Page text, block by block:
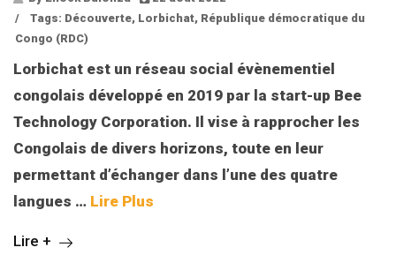
/
Tags: Découverte, Lorbichat, République démocratique du
Congo (RDC)
Lorbichat est un réseau social évènementiel
congolais développé en 2019 par la start-up Bee
Technology Corporation. Il vise à rapprocher les
Congolais de divers horizons, toute en leur
permettant d’échanger dans l’une des quatre
langues … Lire Plus
Lire +